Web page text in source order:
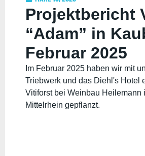
Projektbericht
“Adam” in
Februar 2025
Im Februar 2025 haben wir mit
Triebwerk und das Diehl's Hotel
Vitiforst bei Weinbau Heilemann
Mittelrhein gepflanzt.